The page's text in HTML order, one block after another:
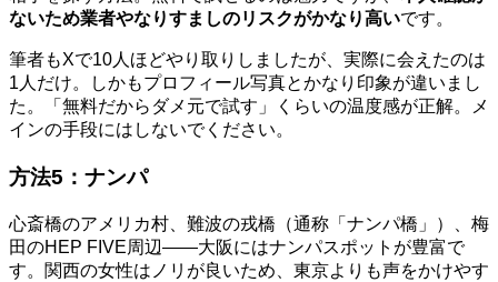
ないため業者やなりすましのリスクがかなり高いです。
筆者もXで10人ほどやり取りしましたが、実際に会えたのは
1人だけ。しかもプロフィール写真とかなり印象が違いまし
た。「無料だからダメ元で試す」くらいの温度感が正解。メ
インの手段にはしないでください。
方法5：ナンパ
心斎橋のアメリカ村、難波の戎橋（通称「ナンパ橋」）、梅
田のHEP FIVE周辺――大阪にはナンパスポットが豊富で
す。関西の女性はノリが良いため、東京よりも声をかけやす